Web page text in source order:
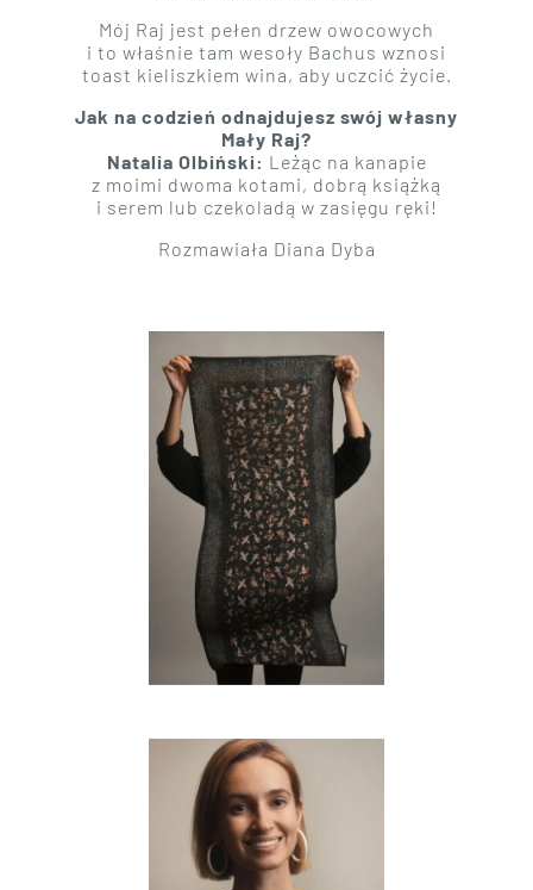
Mój Raj jest pełen drzew owocowych
i to właśnie tam wesoły Bachus wznosi
toast kieliszkiem wina, aby uczcić życie.
Jak na codzień odnajdujesz swój własny
Mały Raj?
Natalia Olbiński: Leżąc na kanapie
z moimi dwoma kotami, dobrą książką
i serem lub czekoladą w zasięgu ręki!
Rozmawiała Diana Dyba